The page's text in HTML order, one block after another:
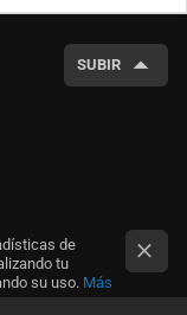
SUBIR
de
tu
su uso. Más